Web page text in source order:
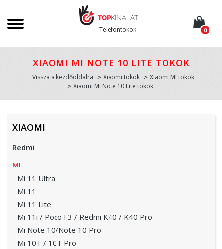
Telefontokok 0
XIAOMI MI NOTE 10 LITE TOKOK
Vissza a kezdőoldalra Xiaomi tokok
Xiaomi MI tokok
Xiaomi Mi Note 10 Lite tokok
XIAOMI
Redmi
MI
Mi 11 Ultra
Mi 11
Mi 11 Lite
Mi 11i / Poco F3 / Redmi K40 / K40 Pro
Mi Note 10/Note 10 Pro
Mi 10T / 10T Pro